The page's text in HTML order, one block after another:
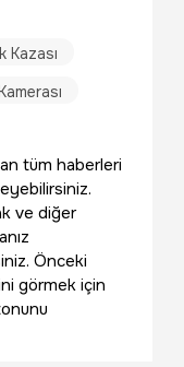
Kazası
tüm haberleri
ve diğer
Önceki
görmek için